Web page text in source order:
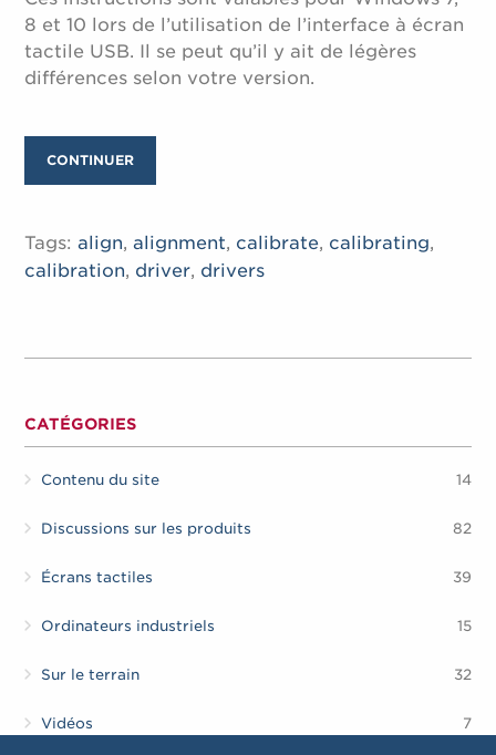
8 et 10 lors de l’utilisation de l’interface à écran
tactile USB. Il se peut qu’il y ait de légères
différences selon votre version.
CONTINUER
Tags:align,alignment, calibrate, calibrating,
calibration, driver, drivers
CATÉGORIES
Contenu du site 14
Discussions sur les produits 82
Écrans tactiles 39
Ordinateurs industriels 15
Sur le terrain 32
Vidéos 7